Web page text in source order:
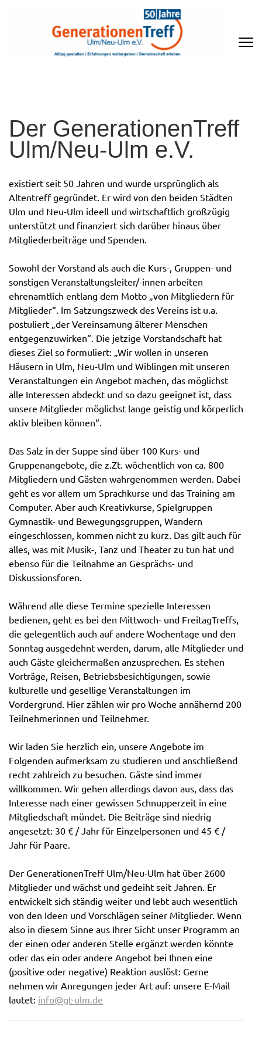
Der GenerationenTreff
Ulm/Neu-Ulm e.V.
existiert seit 50 Jahren und wurde ursprünglich als
Altentreff gegründet. Er wird von den beiden Städten
Ulm und Neu-Ulm ideell und wirtschaftlich großzügig
unterstützt und finanziert sich darüber hinaus über
Mitgliederbeiträge und Spenden.
Sowohl der Vorstand als auch die Kurs-, Gruppen- und
sonstigen Veranstaltungsleiter/-innen arbeiten
ehrenamtlich entlang dem Motto „von Mitgliedern für
Mitglieder“. Im Satzungszweck des Vereins ist u.a.
postuliert „der Vereinsamung älterer Menschen
entgegenzuwirken“. Die jetzige Vorstandschaft hat
dieses Ziel so formuliert: „Wir wollen in unseren
Häusern in Ulm, Neu-Ulm und Wiblingen mit unseren
Veranstaltungen ein Angebot machen, das möglichst
alle Interessen abdeckt und so dazu geeignet ist, dass
unsere Mitglieder möglichst lange geistig und körperlich
aktiv bleiben können“.
Das Salz in der Suppe sind über 100 Kurs- und
Gruppenangebote, die z.Zt. wöchentlich von ca. 800
Mitgliedern und Gästen wahrgenommen werden. Dabei
geht es vor allem um Sprachkurse und das Training am
Computer. Aber auch Kreativkurse, Spielgruppen
Gymnastik- und Bewegungsgruppen, Wandern
eingeschlossen, kommen nicht zu kurz. Das gilt auch für
alles, was mit Musik-, Tanz und Theater zu tun hat und
ebenso für die Teilnahme an Gesprächs- und
Diskussionsforen.
Während alle diese Termine spezielle Interessen
bedienen, geht es bei den Mittwoch- und FreitagTreffs,
die gelegentlich auch auf andere Wochentage und den
Sonntag ausgedehnt werden, darum, alle Mitglieder und
auch Gäste gleichermaßen anzusprechen. Es stehen
Vorträge, Reisen, Betriebsbesichtigungen, sowie
kulturelle und gesellige Veranstaltungen im
Vordergrund. Hier zählen wir pro Woche annähernd 200
Teilnehmerinnen und Teilnehmer.
Wir laden Sie herzlich ein, unsere Angebote im
Folgenden aufmerksam zu studieren und anschließend
recht zahlreich zu besuchen. Gäste sind immer
willkommen. Wir gehen allerdings davon aus, dass das
Interesse nach einer gewissen Schnupperzeit in eine
Mitgliedschaft mündet. Die Beiträge sind niedrig
angesetzt: 30 € / Jahr für Einzelpersonen und 45 € /
Jahr für Paare.
Der GenerationenTreff Ulm/Neu-Ulm hat über 2600
Mitglieder und wächst und gedeiht seit Jahren. Er
entwickelt sich ständig weiter und lebt auch wesentlich
von den Ideen und Vorschlägen seiner Mitglieder. Wenn
also in diesem Sinne aus Ihrer Sicht unser Programm an
der einen oder anderen Stelle ergänzt werden könnte
oder das ein oder andere Angebot bei Ihnen eine
(positive oder negative) Reaktion auslöst: Gerne
nehmen wir Anregungen jeder Art auf: unsere E-Mail
lautet: info@gt-ulm.de